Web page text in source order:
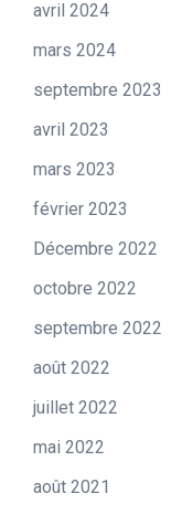
avril 2024
mars 2024
septembre 2023
avril 2023
mars 2023
février 2023
Décembre 2022
octobre 2022
septembre 2022
août 2022
juillet 2022
mai 2022
août 2021